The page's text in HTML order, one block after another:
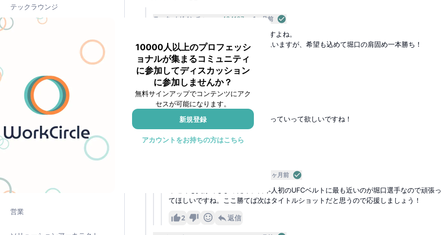
テックラウンジ
外資系ラウンジ
SIラウンジ
TCラウンジ(8・9月)👑
SIプライベートラウンジ
ソフトウェアエンジニア
営業
10000人以上のプロフェッシ
ョナルが集まるコミュニティ
に参加してディスカッション
に参加しませんか？
無料サインアップでコンテンツにアク
セスが可能になります。
新規登録
アカウントをお持ちの方はこちら
テック メガベンチャー a434197a 1ヶ月前
最近のケイプ、巨乳化してきて怖いですよね。
ケイプがKOする可能性も十分あると思いますが、希望も込めて堀口の肩固め一本勝ち！
返信
投稿者 SI 企業 a3ugQc
ご返信ありがとうございます！
本当に巨乳パンチが怖すぎます笑
打ち合いには付き合わず、寝技に持っていって欲しいですね！
1 返信
1ヶ月前
平達郎も負けてしまった今、日本人初のUFCベルトに最も近いのが堀口選手なので頑張っ
てほしいですね。ここ勝てば次はタイトルショットだと思うので応援しましょう！
2 返信